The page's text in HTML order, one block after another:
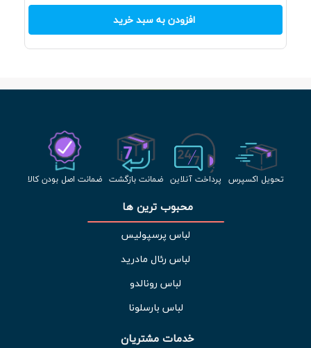
افزودن به سبد خرید
تحویل اکسپرس پرداخت آنلاین ضمانت بازگشت ضمانت اصل بودن کالا
محبوب ترین ها
لباس پرسپولیس
لباس رئال مادرید
لباس رونالدو
لباس بارسلونا
خدمات مشتریان